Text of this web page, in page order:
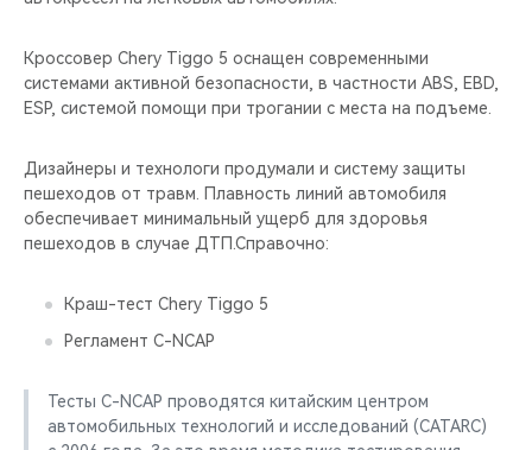
Кроссовер Chery Tiggo 5 оснащен современными
системами активной безопасности, в частности ABS, EBD,
ESP, системой помощи при трогании с места на подъеме.
Дизайнеры и технологи продумали и систему защиты
пешеходов от травм. Плавность линий автомобиля
обеспечивает минимальный ущерб для здоровья
пешеходов в случае ДТП.Справочно:
Краш-тест Chery Tiggo 5
Регламент C-NCAP
Тесты C-NCAP проводятся китайским центром
автомобильных технологий и исследований (CATARC)